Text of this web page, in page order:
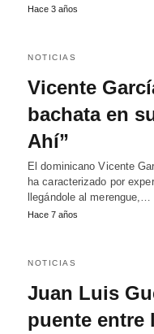
Hace 3 años
NOTICIAS
Vicente
bachata en
Ahí”
El dominicano Vicente
ha caracterizado por
llegándole al merengue,…
Hace 7 años
NOTICIAS
Juan Luis
puente entre